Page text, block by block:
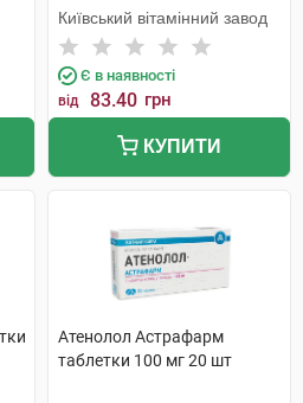
Київський вітамінний завод
Є в наявності
від 83.40 грн
КУПИТИ
Атенолол Астрафарм
таблетки 100 мг 20 шт